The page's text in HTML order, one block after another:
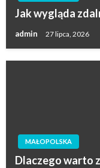
Jak wygląda
admin 27 lipca, 2026
MAŁOPOLSKA
Dlaczego warto